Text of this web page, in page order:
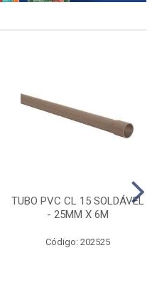
TUBO PVC CL 15 SOLDÁVEL
- 25MM X 6M
Código: 202525